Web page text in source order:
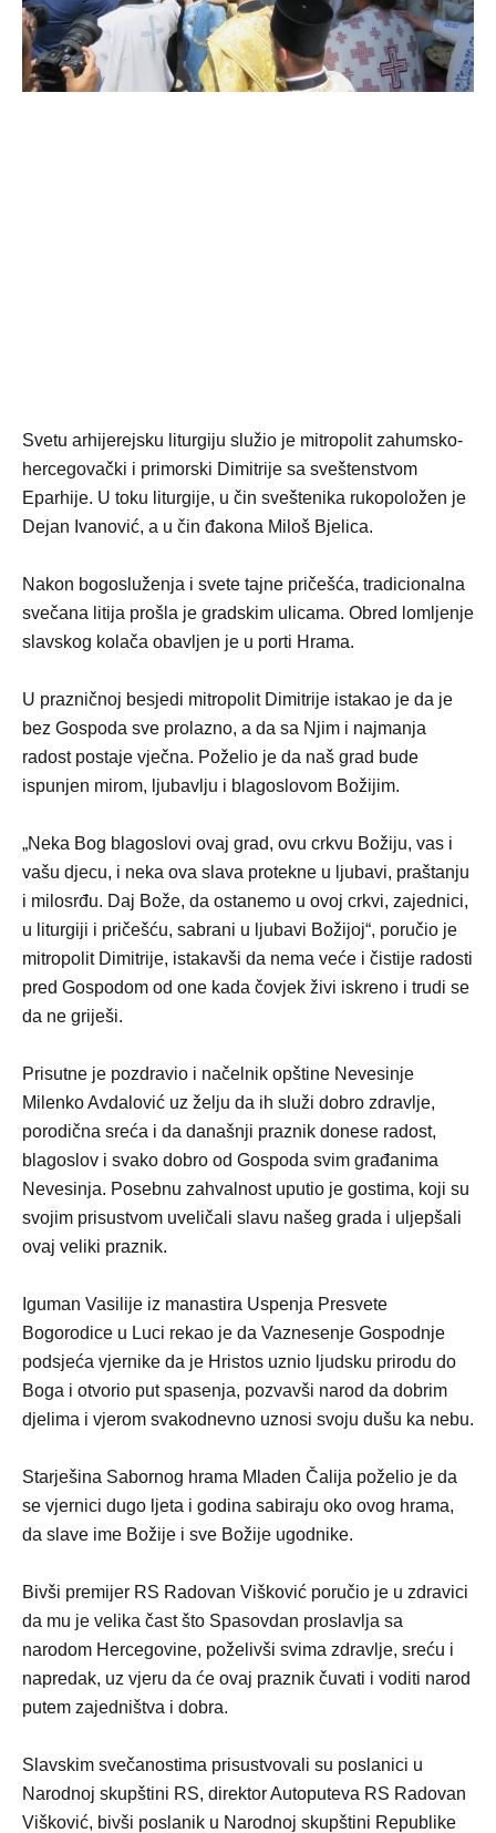
Svetu arhijerejsku liturgiju služio je mitropolit zahumsko-
hercegovački i primorski Dimitrije sa sveštenstvom
Eparhije. U toku liturgije, u čin sveštenika rukopoložen je
Dejan Ivanović, a u čin đakona Miloš Bjelica.
Nakon bogosluženja i svete tajne pričešća, tradicionalna
svečana litija prošla je gradskim ulicama. Obred lomljenje
slavskog kolača obavljen je u porti Hrama.
U prazničnoj besjedi mitropolit Dimitrije istakao je da je
bez Gospoda sve prolazno, a da sa Njim i najmanja
radost postaje vječna. Poželio je da naš grad bude
ispunjen mirom, ljubavlju i blagoslovom Božijim.
„Neka Bog blagoslovi ovaj grad, ovu crkvu Božiju, vas i
vašu djecu, i neka ova slava protekne u ljubavi, praštanju
i milosrđu. Daj Bože, da ostanemo u ovoj crkvi, zajednici,
u liturgiji i pričešću, sabrani u ljubavi Božijoj“, poručio je
mitropolit Dimitrije, istakavši da nema veće i čistije radosti
pred Gospodom od one kada čovjek živi iskreno i trudi se
da ne griješi.
Prisutne je pozdravio i načelnik opštine Nevesinje
Milenko Avdalović uz želju da ih služi dobro zdravlje,
porodična sreća i da današnji praznik donese radost,
blagoslov i svako dobro od Gospoda svim građanima
Nevesinja. Posebnu zahvalnost uputio je gostima, koji su
svojim prisustvom uveličali slavu našeg grada i uljepšali
ovaj veliki praznik.
Iguman Vasilije iz manastira Uspenja Presvete
Bogorodice u Luci rekao je da Vaznesenje Gospodnje
podsjeća vjernike da je Hristos uznio ljudsku prirodu do
Boga i otvorio put spasenja, pozvavši narod da dobrim
djelima i vjerom svakodnevno uznosi svoju dušu ka nebu.
Starješina Sabornog hrama Mladen Čalija poželio je da
se vjernici dugo ljeta i godina sabiraju oko ovog hrama,
da slave ime Božije i sve Božije ugodnike.
Bivši premijer RS Radovan Višković poručio je u zdravici
da mu je velika čast što Spasovdan proslavlja sa
narodom Hercegovine, poželivši svima zdravlje, sreću i
napredak, uz vjeru da će ovaj praznik čuvati i voditi narod
putem zajedništva i dobra.
Slavskim svečanostima prisustvovali su poslanici u
Narodnoj skupštini RS, direktor Autoputeva RS Radovan
Višković, bivši poslanik u Narodnoj skupštini Republike